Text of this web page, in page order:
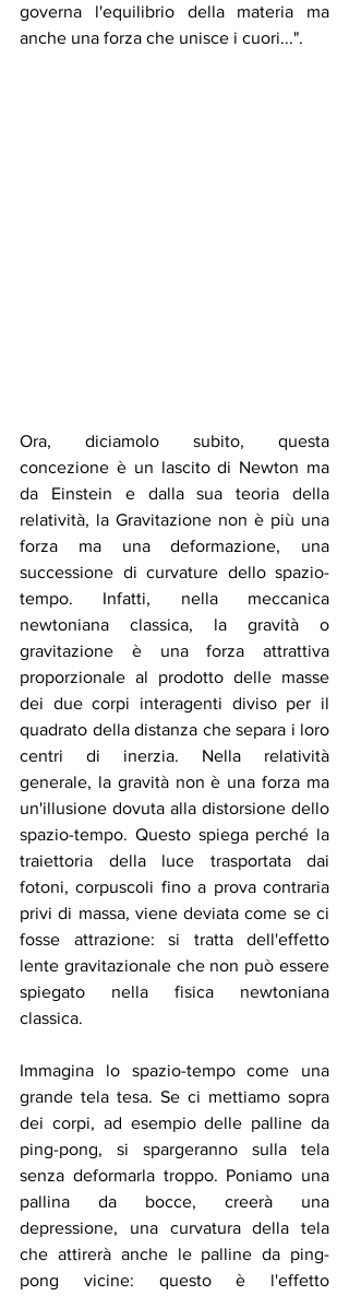
governa l'equilibrio della materia ma
anche una forza che unisce i cuori...".
Ora, diciamolo subito, questa
concezione è un lascito di Newton ma
da Einstein e dalla sua teoria della
relatività, la Gravitazione non è più una
forza ma una deformazione, una
successione di curvature dello spazio-
tempo. Infatti, nella meccanica
newtoniana classica, la gravità o
gravitazione è una forza attrattiva
proporzionale al prodotto delle masse
dei due corpi interagenti diviso per il
quadrato della distanza che separa i loro
centri di inerzia. Nella relatività
generale, la gravità non è una forza ma
un'illusione dovuta alla distorsione dello
spazio-tempo. Questo spiega perché la
traiettoria della luce trasportata dai
fotoni, corpuscoli fino a prova contraria
privi di massa, viene deviata come se ci
fosse attrazione: si tratta dell'effetto
lente gravitazionale che non può essere
spiegato nella fisica newtoniana
classica.
Immagina lo spazio-tempo come una
grande tela tesa. Se ci mettiamo sopra
dei corpi, ad esempio delle palline da
ping-pong, si spargeranno sulla tela
senza deformarla troppo. Poniamo una
pallina da bocce, creerà una
depressione, una curvatura della tela
che attirerà anche le palline da ping-
pong vicine: questo è l'effetto